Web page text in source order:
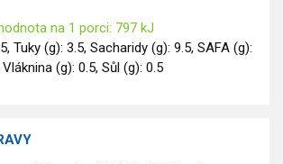
na 1 porci: 797 kJ
Tuky (g): 3.5, Sacharidy (g): 9.5, SAFA (g):
(g): 0.5, Sůl (g): 0.5